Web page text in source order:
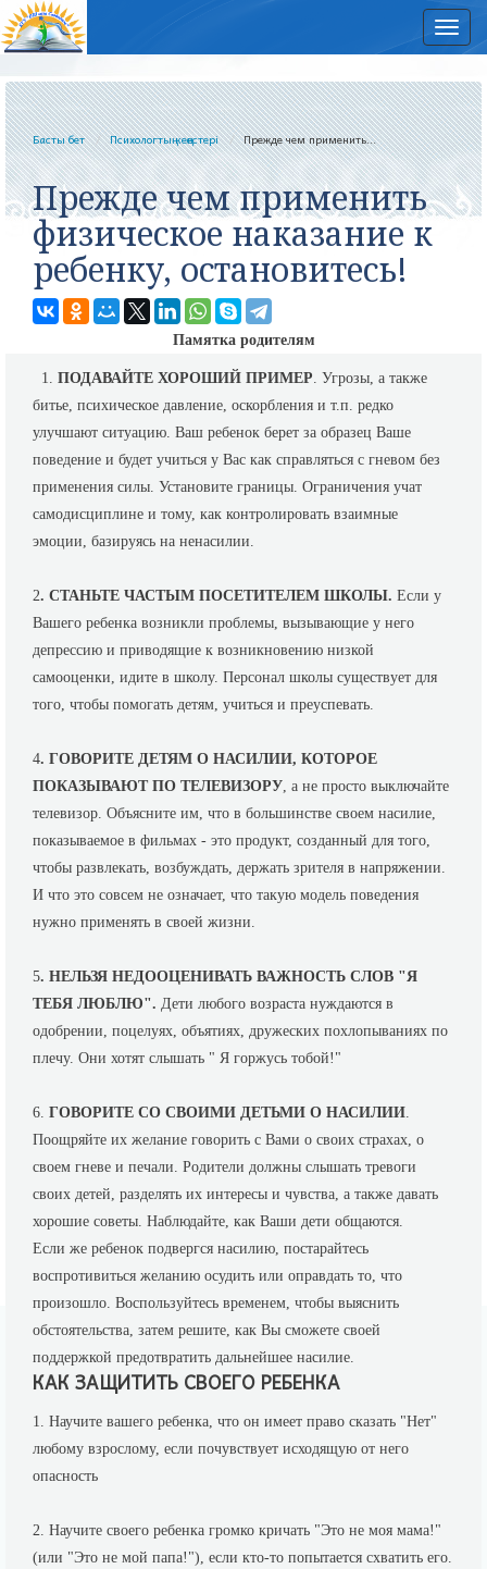
Басты бет Психологтың кеңестері Прежде чем применить...
Прежде чем применить
физическое наказание к
ребенку, остановитесь!
Памятка родителям
1. ПОДАВАЙТЕ ХОРОШИЙ ПРИМЕР. Угрозы, а также
битье, психическое давление, оскорбления и т.п. редко
улучшают ситуацию. Ваш ребенок берет за образец Ваше
поведение и будет учиться у Вас как справляться с гневом без
применения силы. Установите границы. Ограничения учат
самодисциплине и тому, как контролировать взаимные
эмоции, базируясь на ненасилии.
2. СТАНЬТЕ ЧАСТЫМ ПОСЕТИТЕЛЕМ ШКОЛЫ. Если у
Вашего ребенка возникли проблемы, вызывающие у него
депрессию и приводящие к возникновению низкой
самооценки, идите в школу. Персонал школы существует для
того, чтобы помогать детям, учиться и преуспевать.
4. ГОВОРИТЕ ДЕТЯМ О НАСИЛИИ, КОТОРОЕ
ПОКАЗЫВАЮТ ПО ТЕЛЕВИЗОРУ, а не просто выключайте
телевизор. Объясните им, что в большинстве своем насилие,
показываемое в фильмах - это продукт, созданный для того,
чтобы развлекать, возбуждать, держать зрителя в напряжении.
И что это совсем не означает, что такую модель поведения
нужно применять в своей жизни.
5. НЕЛЬЗЯ НЕДООЦЕНИВАТЬ ВАЖНОСТЬ СЛОВ "Я
ТЕБЯ ЛЮБЛЮ". Дети любого возраста нуждаются в
одобрении, поцелуях, объятиях, дружеских похлопываниях по
плечу. Они хотят слышать " Я горжусь тобой!"
6. ГОВОРИТЕ СО СВОИМИ ДЕТЬМИ О НАСИЛИИ.
Поощряйте их желание говорить с Вами о своих страхах, о
своем гневе и печали. Родители должны слышать тревоги
своих детей, разделять их интересы и чувства, а также давать
хорошие советы. Наблюдайте, как Ваши дети общаются.
Если же ребенок подвергся насилию, постарайтесь
воспротивиться желанию осудить или оправдать то, что
произошло. Воспользуйтесь временем, чтобы выяснить
обстоятельства, затем решите, как Вы сможете своей
поддержкой предотвратить дальнейшее насилие.
КАК ЗАЩИТИТЬ СВОЕГО РЕБЕНКА
1. Научите вашего ребенка, что он имеет право сказать "Нет"
любому взрослому, если почувствует исходящую от него
опасность
2. Научите своего ребенка громко кричать "Это не моя мама!"
(или "Это не мой папа!"), если кто-то попытается схватить его.